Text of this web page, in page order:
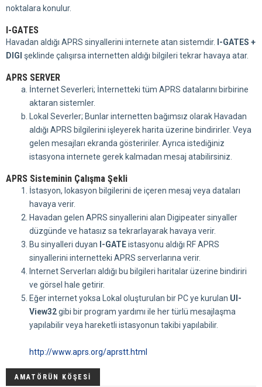
noktalara konulur.
I-GATES
Havadan aldığı APRS sinyallerini internete atan sistemdir.
I-GATES +
DIGI şeklinde çalışırsa internetten aldığı bilgileri tekrar havaya atar.
APRS SERVER
İnternet Severleri; İnternetteki tüm APRS datalarını birbirine
aktaran sistemler.
Lokal Severler; Bunlar internetten bağımsız olarak Havadan
aldığı APRS bilgilerini işleyerek harita üzerine bindirirler. Veya
gelen mesajları ekranda gösteririler. Ayrıca istediğiniz
istasyona internete gerek kalmadan mesaj atabilirsiniz.
APRS Sisteminin Çalışma Şekli
İstasyon, lokasyon bilgilerini de içeren mesaj veya dataları
havaya verir.
Havadan gelen APRS sinyallerini alan Digipeater sinyaller
düzgünde ve hatasız sa tekrarlayarak havaya verir.
Bu sinyalleri duyan I-GATEistasyonu aldığı RF APRS
sinyallerini internetteki APRS serverlarına verir.
Internet Serverları aldığı bu bilgileri haritalar üzerine bindiriri
ve görsel hale getirir.
Eğer internet yoksa Lokal oluşturulan bir PC ye kurulan UI-
View32gibi bir program yardımı ile her türlü mesajlaşma
yapılabilir veya hareketli istasyonun takibi yapılabilir.
http://www.aprs.org/aprstt.html
AMATÖRÜN KÖŞESİ